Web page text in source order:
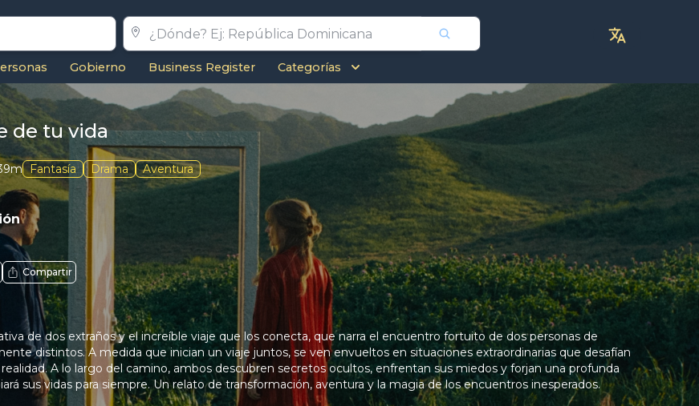
Gobierno Business Register Categorías
de tu vida
Fantasía Drama Aventura
Compartir
de dos extraños y el increíble viaje que los conecta, que narra el encuentro fortuito de dos personas de
distintos. A medida que inician un viaje juntos, se ven envueltos en situaciones extraordinarias que desafían
A lo largo del camino, ambos descubren secretos ocultos, enfrentan sus miedos y forjan una profunda
sus vidas para siempre. Un relato de transformación, aventura y la magia de los encuentros inesperados.